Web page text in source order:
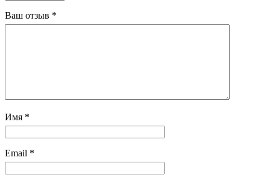
Ваш отзыв *
Имя *
Email *